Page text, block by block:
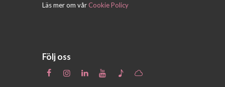
Läs mer om vårCookie Policy
Följ oss